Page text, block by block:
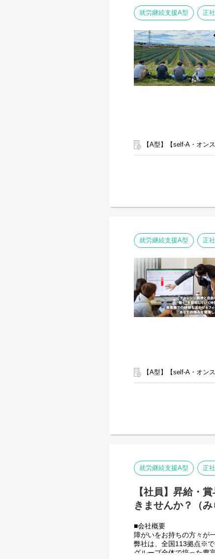
こちらの求人は事業所配
＼普段は自宅最寄りの事
本部に所属して直営店事
出張が多くなりますので
また直営店事業所でサビ
直営店事業所、加盟店事
・個別支援計画の作成一
・利用者さん、ご両親、
・相談員、事業所支援員
弊社グループのサービス
・個別支援計画、ケース
います。
就労継続支援A型 正
【A型】【self-A・オン
就労継続支援A型 正
【A型】【self-A・オン
就労継続支援A型 正
【社員】昇給・
きませんか？（
■会社概要
障がいをお持ちの方々が
弊社は、全国113拠点※で
グループ全体で培った豊